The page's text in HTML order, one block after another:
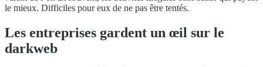
le mieux. Difficiles pour eux de ne pas être tentés.
Les entreprises gardent un œil sur le
darkweb